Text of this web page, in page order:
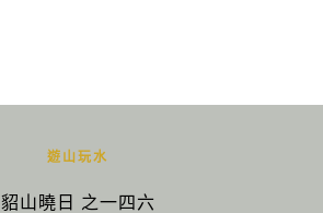
遊山玩水
貂山曉日 之一四六